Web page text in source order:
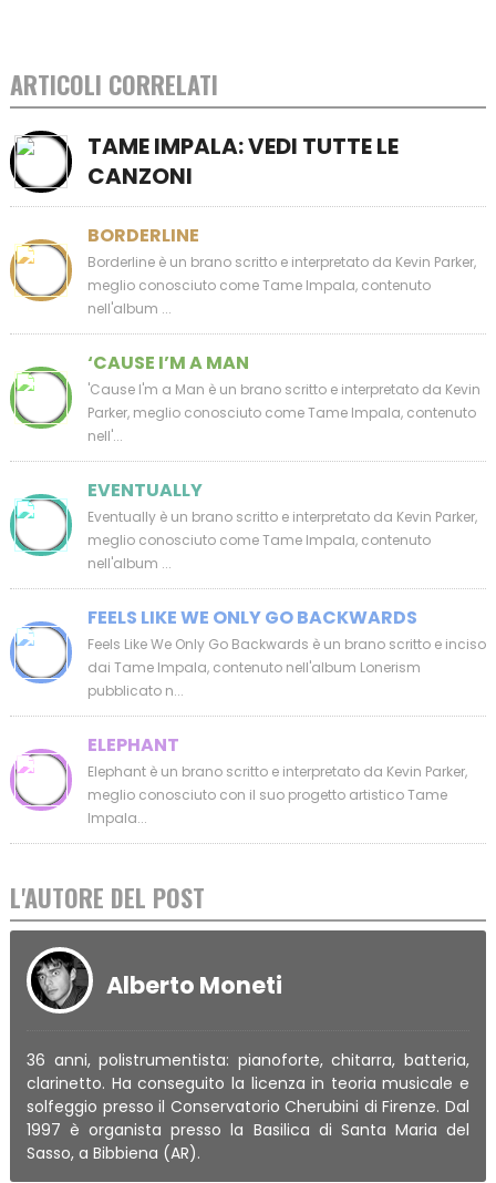
ARTICOLI CORRELATI
TAME IMPALA: VEDI TUTTE LE
CANZONI
BORDERLINE
Borderline è un brano scritto e interpretato da Kevin Parker,
meglio conosciuto come Tame Impala, contenuto
nell'album ...
‘CAUSE I’M A MAN
'Cause I'm a Man è un brano scritto e interpretato da Kevin
Parker, meglio conosciuto come Tame Impala, contenuto
nell'...
EVENTUALLY
Eventually è un brano scritto e interpretato da Kevin Parker,
meglio conosciuto come Tame Impala, contenuto
nell'album ...
FEELS LIKE WE ONLY GO BACKWARDS
Feels Like We Only Go Backwards è un brano scritto e inciso
dai Tame Impala, contenuto nell'album Lonerism
pubblicato n...
ELEPHANT
Elephant è un brano scritto e interpretato da Kevin Parker,
meglio conosciuto con il suo progetto artistico Tame
Impala...
L'AUTORE DEL POST
Alberto Moneti
36 anni, polistrumentista: pianoforte, chitarra, batteria,
clarinetto. Ha conseguito la licenza in teoria musicale e
solfeggio presso il Conservatorio Cherubini di Firenze. Dal
1997 è organista presso la Basilica di Santa Maria del
Sasso, a Bibbiena (AR).